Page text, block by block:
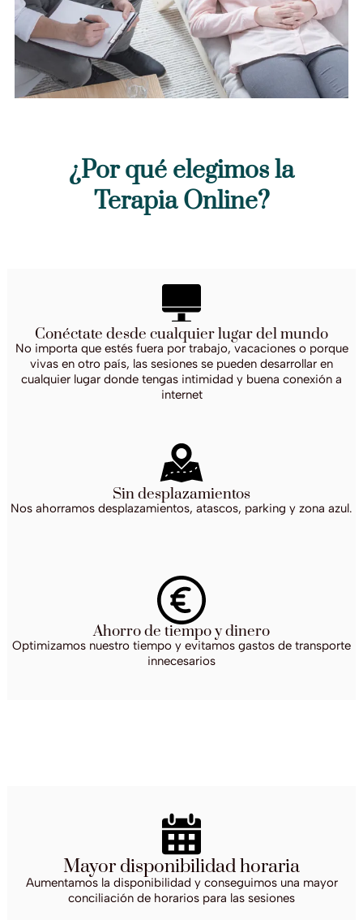
¿Por qué elegimos la
Terapia Online?
Conéctate desde cualquier lugar del mundo
No importa que estés fuera por trabajo, vacaciones o porque
vivas en otro país, las sesiones se pueden desarrollar en
cualquier lugar donde tengas intimidad y buena conexión a
internet
Sin desplazamientos
Nos ahorramos desplazamientos, atascos, parking y zona azul.
Ahorro de tiempo y dinero
Optimizamos nuestro tiempo y evitamos gastos de transporte
innecesarios
Mayor disponibilidad horaria
Aumentamos la disponibilidad y conseguimos una mayor
conciliación de horarios para las sesiones